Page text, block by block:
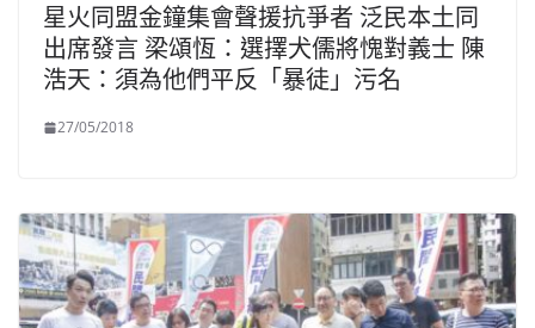
星火同盟金鐘集會聲援抗爭者 泛民本土同
出席發言 梁頌恆：選擇犬儒將愧對義士 陳
浩天：須為他們平反「暴徒」污名
27/05/2018